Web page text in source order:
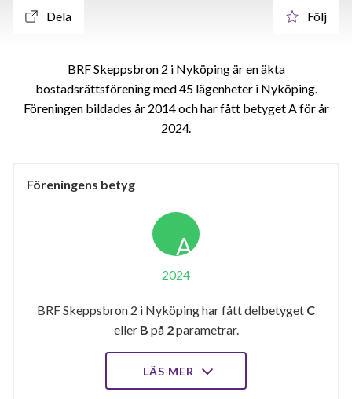
Dela Följ
BRF Skeppsbron 2 i Nyköping är en äkta
bostadsrättsförening med 45 lägenheter i Nyköping.
Föreningen bildades år 2014 och har fått betyget A för år
2024
Föreningens betyg
A
2024
BRF Skeppsbron 2 i Nyköping har fått delbetyget C
eller B på 2parametrar.
LÄS MER